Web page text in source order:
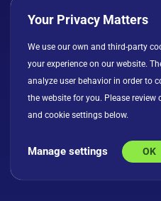
Tour del producto
Slingshot AI
Integraciones
Precios
Descargar aplicaciones
Your Privacy Matters
We use our own and third-party
your experience on our website.
analyze user behavior in order to
the website for you. Please review
and cookie settings below.
Manage settings OK